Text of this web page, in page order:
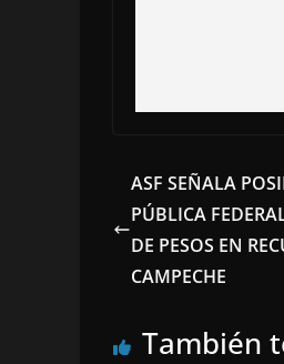
ASF SEÑALA
PÚBLICA
DE PESOS EN
CAMPECHE
También